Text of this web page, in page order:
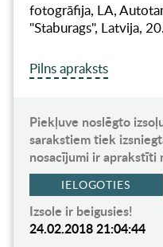
fotogrāfija, LA,
"Staburags", Latvija,
Pilns apraksts
Piekļuve noslēgto
sarakstiem tiek
nosacījumi ir aprakstīti
IELOGOTIES
Izsole ir beigusies!
24.02.2018 21:04:44